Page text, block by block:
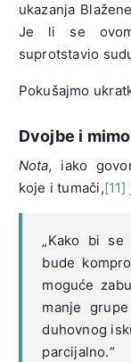
ukazanja
Je li se ovom
suprotstavio
Pokušajmo
Dvojbe i
Nota, iako
koje i tumači,[11]
„Kako bi se
bude
moguće
manje
duhovnog
parcijalno.“